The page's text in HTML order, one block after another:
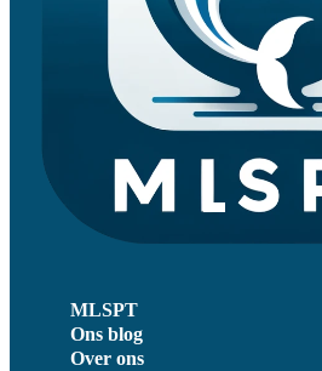
MLSPT
Ons blog
Over ons